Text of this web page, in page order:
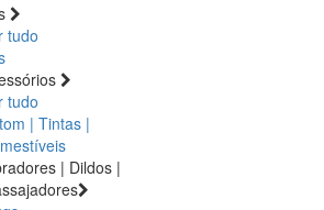
tudo
tudo
| Tintas |
| Dildos |